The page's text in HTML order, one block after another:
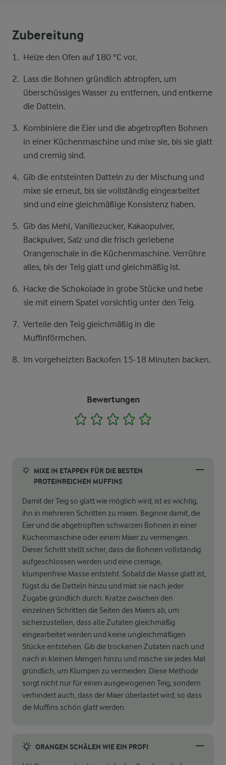
Zubereitung
Heize den Ofen auf 180 °C vor.
Lass die Bohnen gründlich abtropfen, um
überschüssiges Wasser zu entfernen, und entkerne
die Datteln.
Kombiniere die Eier und die abgetropften Bohnen
in einer Küchenmaschine und mixe sie, bis sie glatt
und cremig sind.
Gib die entsteinten Datteln zu der Mischung und
mixe sie erneut, bis sie vollständig eingearbeitet
sind und eine gleichmäßige Konsistenz haben.
Gib das Mehl, Vanillezucker, Kakaopulver,
Backpulver, Salz und die frisch geriebene
Orangenschale in die Küchenmaschine. Verrühre
alles, bis der Teig glatt und gleichmäßig ist.
Hacke die Schokolade in grobe Stücke und hebe
sie mit einem Spatel vorsichtig unter den Teig.
Verteile den Teig gleichmäßig in die
Muffinförmchen.
Im vorgeheizten Backofen 15-18 Minuten backen.
Bewertungen
1 2 3 4
MIXE IN ETAPPEN FÜR DIE BESTEN
PROTEINREICHEN MUFFINS
Damit der Teig so glatt wie möglich wird, ist es wichtig,
ihn in mehreren Schritten zu mixen. Beginne damit, die
Eier und die abgetropften schwarzen Bohnen in einer
Küchenmaschine oder einem Mixer zu vermengen.
Dieser Schritt stellt sicher, dass die Bohnen vollständig
aufgeschlossen werden und eine cremige,
klumpenfreie Masse entsteht. Sobald die Masse glatt ist,
fügst du die Datteln hinzu und mixt sie nach jeder
Zugabe gründlich durch. Kratze zwischen den
einzelnen Schritten die Seiten des Mixers ab, um
sicherzustellen, dass alle Zutaten gleichmäßig
eingearbeitet werden und keine ungleichmäßigen
Stücke entstehen. Gib die trockenen Zutaten nach und
nach in kleinen Mengen hinzu und mische sie jedes Mal
gründlich, um Klumpen zu vermeiden. Diese Methode
sorgt nicht nur für einen ausgewogenen Teig, sondern
verhindert auch, dass der Mixer überlastet wird, so dass
die Muffins schön glatt werden.
ORANGEN SCHÄLEN WIE EIN PROFI